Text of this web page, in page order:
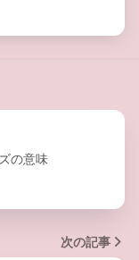
の意味
次の記事